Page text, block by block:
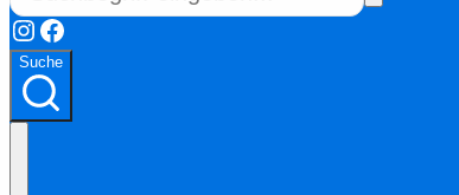
Instagram
Facebook
Suche